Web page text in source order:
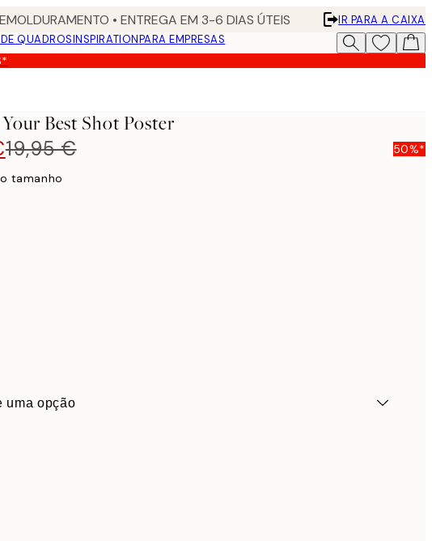
• ENTREGA EM 3-6 DIAS ÚTEIS
IR PARA A CAIXA
QUADROSINSPIRATIONPARA EMPRESAS
Best Shot Poster
19,95 € 50%*
tamanho
uma opção